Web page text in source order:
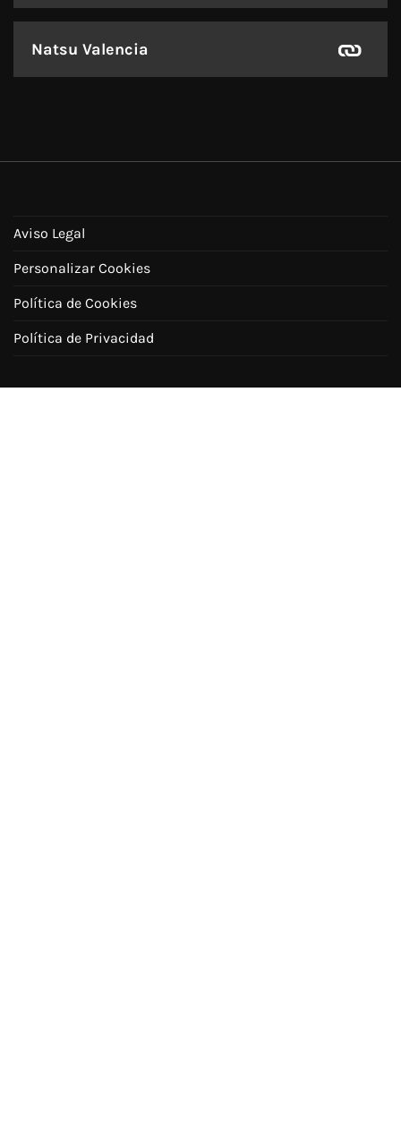
Natsu Valencia
Aviso Legal
Personalizar Cookies
Política de Cookies
Política de Privacidad